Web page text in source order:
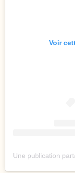
Voir